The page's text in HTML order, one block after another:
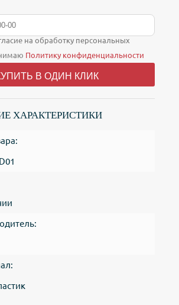
на обработку персональных
Политику конфиденциальности
В ОДИН КЛИК
ХАРАКТЕРИСТИКИ